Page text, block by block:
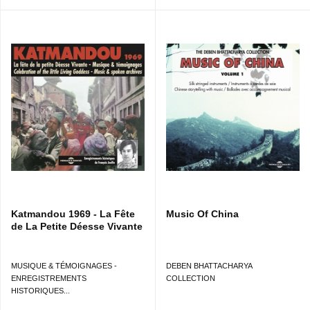
Katmandou 1969 - La Fête
de La Petite Déesse Vivante
MUSIQUE & TÉMOIGNAGES -
ENREGISTREMENTS
HISTORIQUES...
Music Of China
DEBEN BHATTACHARYA
COLLECTION